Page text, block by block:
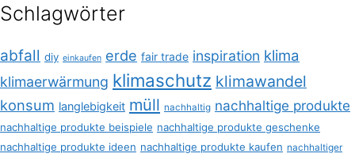
Schlagwörter
abfall diy einkaufen erde fair trade inspiration klima
klimaerwärmung klimaschutz klimawandel
konsum langlebigkeit müll nachhaltig nachhaltige produkte
nachhaltige produkte beispiele nachhaltige produkte geschenke
nachhaltige produkte ideen nachhaltige produkte kaufen nachhaltiger